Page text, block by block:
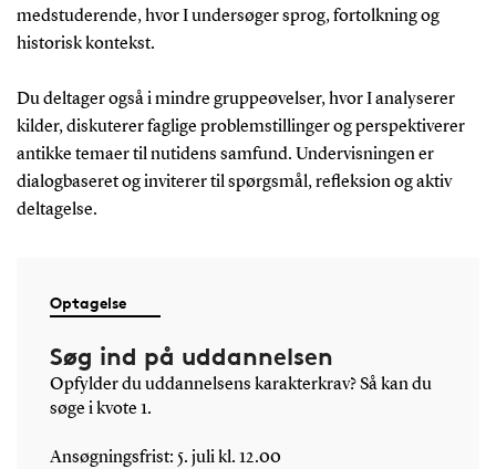
medstuderende, hvor I undersøger sprog, fortolkning og
historisk kontekst.
Du deltager også i mindre gruppeøvelser, hvor I analyserer
kilder, diskuterer faglige problemstillinger og perspektiverer
antikke temaer til nutidens samfund. Undervisningen er
dialogbaseret og inviterer til spørgsmål, refleksion og aktiv
deltagelse.
Optagelse
Søg ind på uddannelsen
Opfylder du uddannelsens karakterkrav? Så kan du
søge i kvote 1.
Ansøgningsfrist: 5. juli kl. 12.00